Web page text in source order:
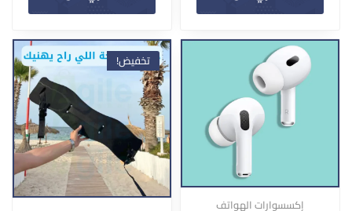
إكسسوارات الهواتف
تخفيض!